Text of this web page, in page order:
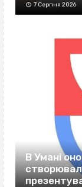
7 Серпня 2026
В Умані